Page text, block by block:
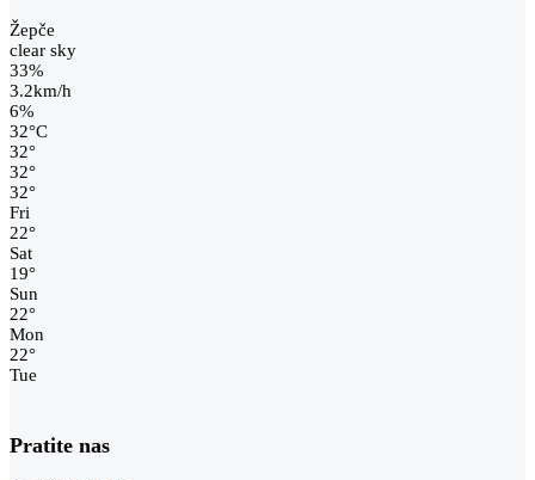
Žepče
clear sky
33%
3.2km/h
6%
32°C
32°
32°
32°
Fri
22°
Sat
19°
Sun
22°
Mon
22°
Tue
Pratite nas